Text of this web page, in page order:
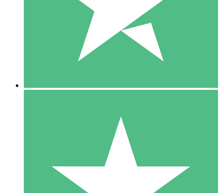
1000
10 Downloaden
20 00